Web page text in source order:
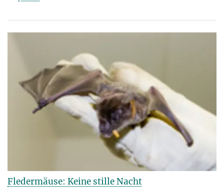
Fledermäuse: Keine stille Nacht